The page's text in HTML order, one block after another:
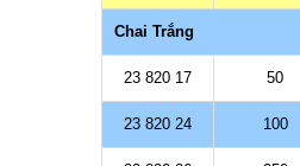
Chai Trắng
23 820 17 50
23 820 24 100